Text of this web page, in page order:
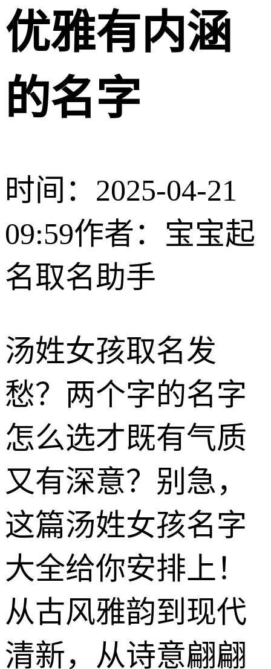
优雅有内涵
的名字
时间：2025-04-21
09:59作者：宝宝起
名取名助手
汤姓女孩取名发
愁？两个字的名字
怎么选才既有气质
又有深意？别急，
这篇汤姓女孩名字
大全给你安排上！
从古风雅韵到现代
清新，从诗意翩翩